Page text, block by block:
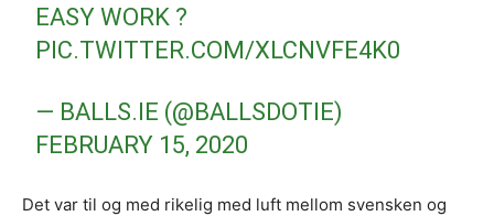
EASY WORK ?
PIC.TWITTER.COM/XLCNVFE4K0
— BALLS.IE (@BALLSDOTIE)
FEBRUARY 15, 2020
Det var til og med rikelig med luft mellom svensken og